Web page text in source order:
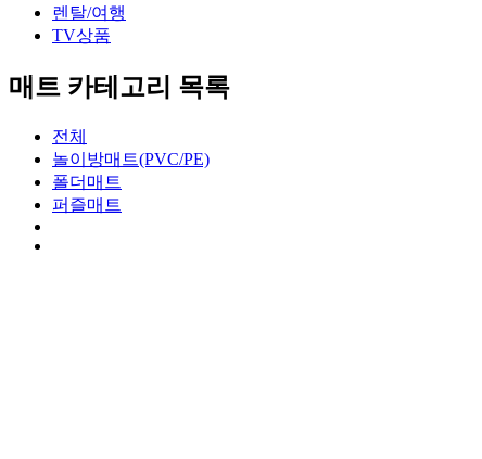
렌탈/여행
TV상품
매트 카테고리 목록
전체
놀이방매트(PVC/PE)
폴더매트
퍼즐매트